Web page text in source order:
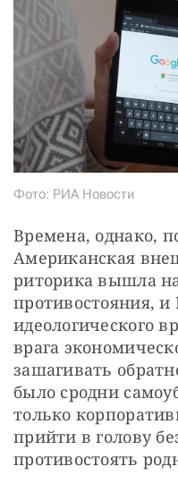
Фото: РИА Новости
Времена, однако,
Американская
риторика вышла
противостояния, и
идеологического
врага
зашагивать
было сродни
только
прийти в голову
противостоять